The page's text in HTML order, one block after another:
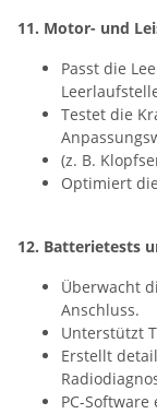
11. Motor- und
Passt die
Testet die
(z. B.
Optimiert
12. Batterietests
Überwacht
Anschluss.
Unterstützt
Erstellt
PC-